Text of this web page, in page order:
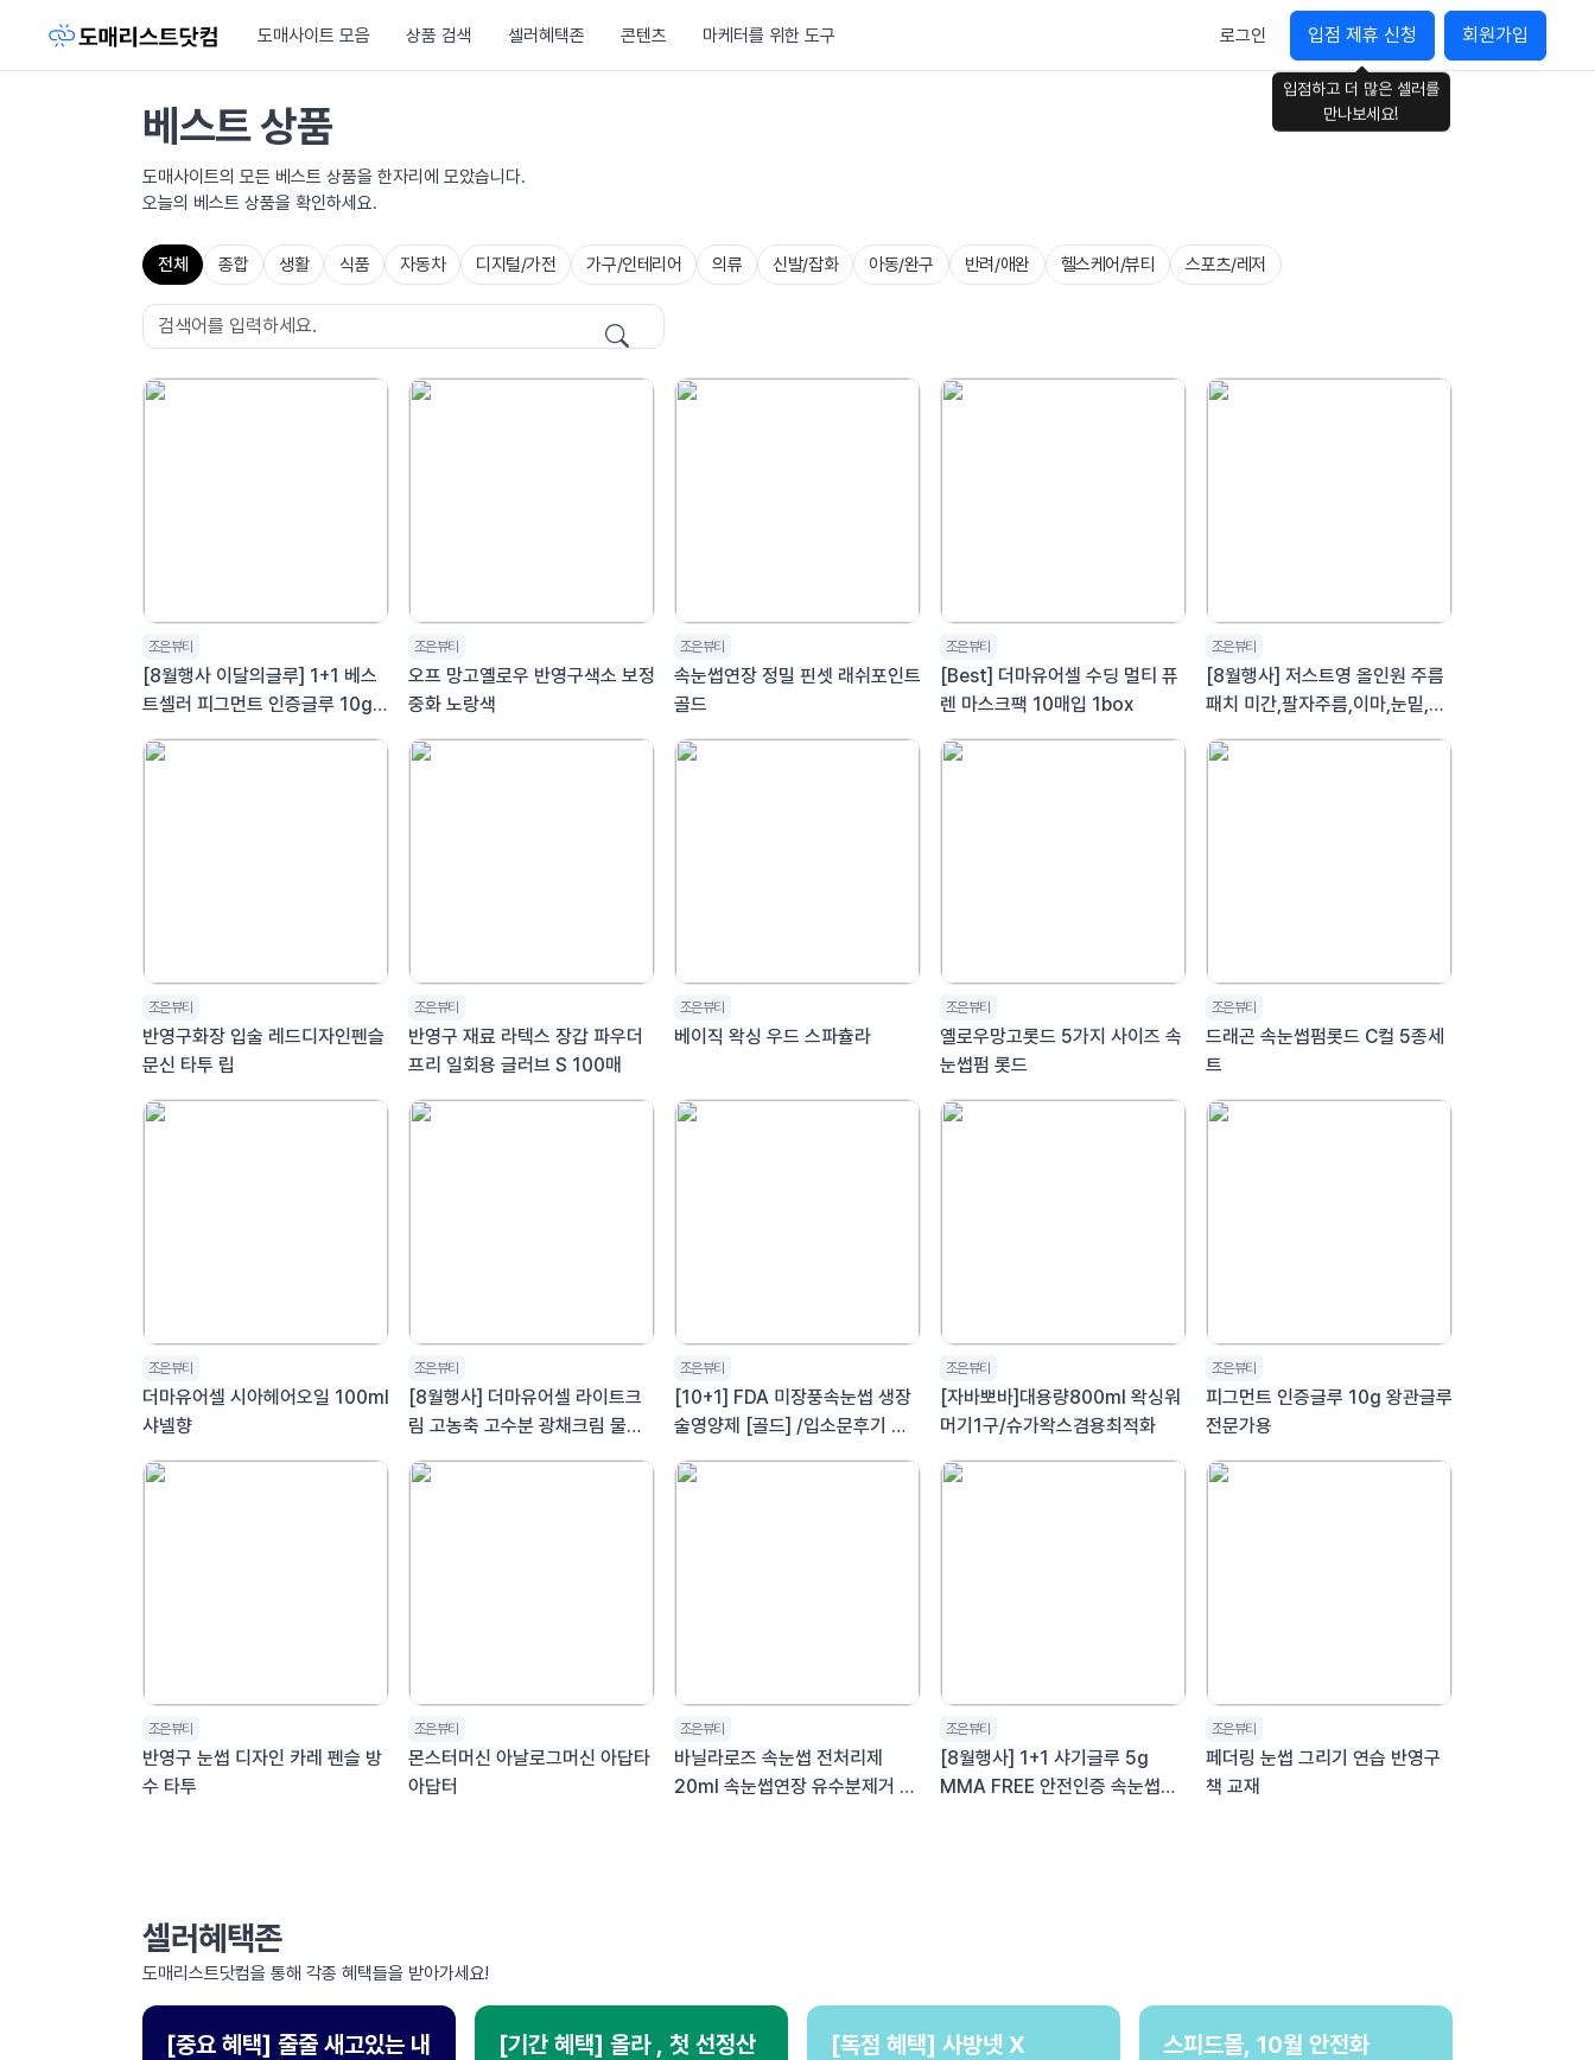
도매사이트 모음 상품 검색 셀러혜택존 콘텐츠 마케터를 위한 도구 로그인 입점 제휴 신청
입점하고 더 많은 셀러를
만나보세요!
회원가입
베스트 상품
도매사이트의 모든 베스트 상품을 한자리에 모았습니다.
오늘의 베스트 상품을 확인하세요.
전체 종합 생활 식품 자동차 디지털/가전 가구/인테리어 의류 신발/잡화 아동/완구 반려/애완 헬스케어/뷰티 스포츠/레저
조은뷰티
[8월행사 이달의글루] 1+1 베스
트셀러 피그먼트 인증글루 10g
왕관글루 전문가용
조은뷰티
오프 망고옐로우 반영구색소 보정
중화 노랑색
조은뷰티
속눈썹연장 정밀 핀셋 래쉬포인트
골드
조은뷰티
[Best] 더마유어셀 수딩 멀티 퓨
렌 마스크팩 10매입 1box
조은뷰티
[8월행사] 저스트영 올인원 주름
패치 미간,팔자주름,이마,눈밑,목
(5개입 50개패치)
조은뷰티
반영구화장 입술 레드디자인펜슬
문신 타투 립
조은뷰티
반영구 재료 라텍스 장갑 파우더
프리 일회용 글러브 S 100매
조은뷰티
베이직 왁싱 우드 스파츌라
조은뷰티
옐로우망고롯드 5가지 사이즈 속
눈썹펌 롯드
조은뷰티
드래곤 속눈썹펌롯드 C컬 5종세
트
조은뷰티
더마유어셀 시아헤어오일 100ml
샤넬향
조은뷰티
[8월행사] 더마유어셀 라이트크
림 고농축 고수분 광채크림 물광
[기간임박 26년11월]
조은뷰티
[10+1] FDA 미장풍속눈썹 생장
술영양제 [골드] /입소문후기 추
천베스트
조은뷰티
[자바뽀바]대용량800ml 왁싱워
머기1구/슈가왁스겸용최적화
조은뷰티
피그먼트 인증글루 10g 왕관글루
전문가용
조은뷰티
반영구 눈썹 디자인 카레 펜슬 방
수 타투
조은뷰티
몬스터머신 아날로그머신 아답타
아답터
조은뷰티
바닐라로즈 속눈썹 전처리제
20ml 속눈썹연장 유수분제거 뷰
조은뷰티
[8월행사] 1+1 샤기글루 5g
MMA FREE 안전인증 속눈썹연
조은뷰티
페더링 눈썹 그리기 연습 반영구
책 교재
셀러혜택존
도매리스트닷컴을 통해 각종 혜택들을 받아가세요!
[중요 혜택] 줄줄 새고있는 내
[기간 혜택] 올라 , 첫 선정산
[독점 혜택] 사방넷 X
스피드몰, 10월 안전화